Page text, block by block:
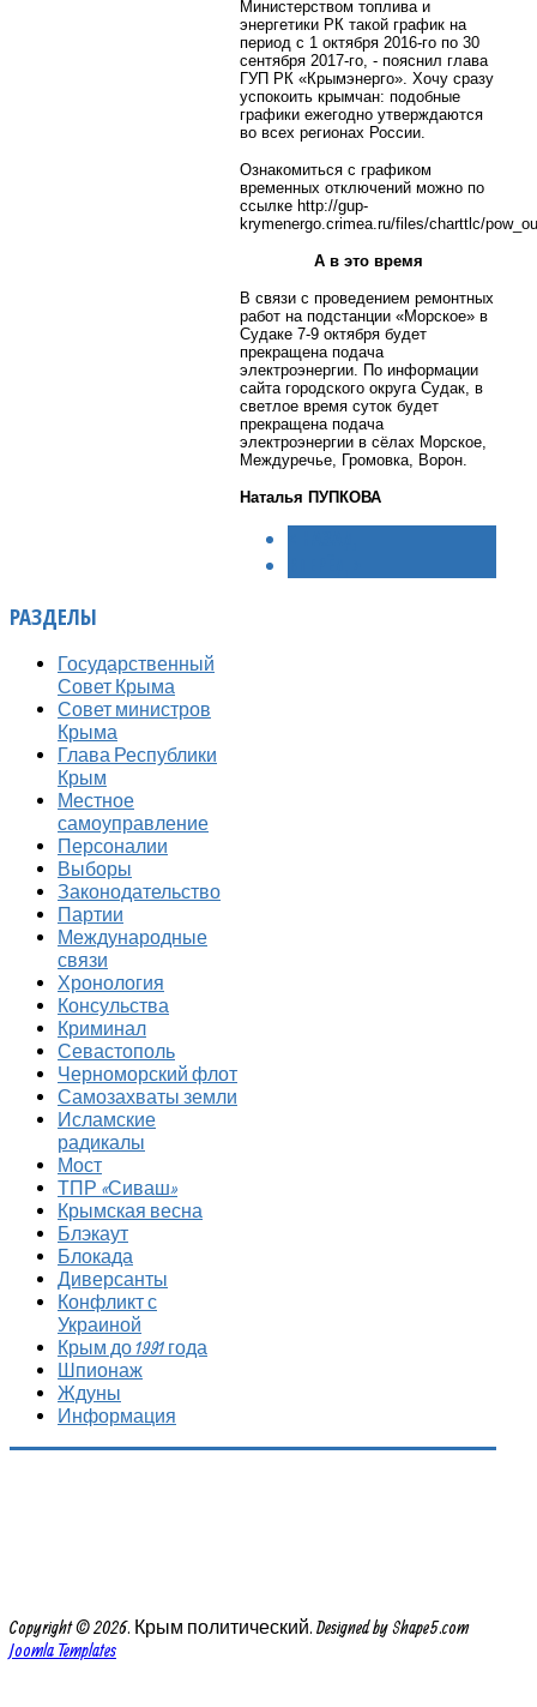
Министерством топлива и
энергетики РК такой график на
период с 1 октября 2016-го по 30
сентября 2017-го, - пояснил глава
ГУП РК «Крымэнерго». Хочу сразу
успокоить крымчан: подобные
графики ежегодно утверждаются
во всех регионах России.
Ознакомиться с графиком
временных отключений можно по
ссылке http://gup-
krymenergo.crimea.ru/files/charttlc/
А в это время
В связи с проведением ремонтных
работ на подстанции «Морское» в
Судаке 7-9 октября будет
прекращена подача
электроэнергии. По информации
сайта городского округа Судак, в
светлое время суток будет
прекращена подача
электроэнергии в сёлах Морское,
Междуречье, Громовка, Ворон.
Наталья ПУПКОВА
РАЗДЕЛЫ
Государственный
Совет Крыма
Совет министров
Крыма
Глава Республики
Крым
Местное
самоуправление
Персоналии
Выборы
Законодательство
Партии
Международные
связи
Хронология
Консульства
Криминал
Севастополь
Черноморский флот
Самозахваты земли
Исламские
радикалы
Мост
ТПР «Сиваш»
Крымская весна
Блэкаут
Блокада
Диверсанты
Конфликт с
Украиной
Крым до 1991 года
Шпионаж
Ждуны
Информация
Copyright © 2026. Крым политический. Designed by Shape5.com
Joomla Templates